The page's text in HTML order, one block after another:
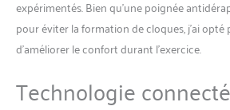
souffle… Le
via une
SUIVI DE
grâce à
fonctions :
expérimentés. Bien qu’une poignée
pour éviter la formation de cloques, j’ai
d’améliorer le confort durant l’exercice.
Technologie